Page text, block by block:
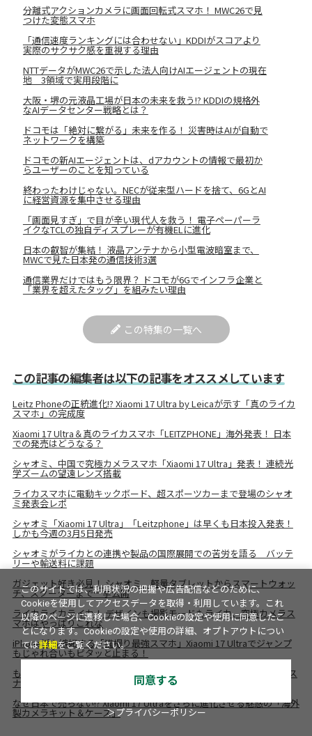
分離式アクションカメラに画面回転式スマホ！ MWC26で見
つけた変態スマホ
「通信速度ランキングには合わせない」KDDIがスコアより
実際のサクサク感を重視する理由
NTTデータがMWC26で示した法人向けAIエージェントの現在
地 3領域で実用段階に
大阪・堺の元液晶工場が日本の未来を救う!? KDDIの規格外
なAIデータセンター戦略とは？
ドコモは「絶対に繋がる」未来を作る！ 災害時はAIが自動で
ネットワークを構築
ドコモの新AIエージェントは、dアカウントの情報で最初か
らユーザーのことを知っている
終わったわけじゃない。NECが従来型ハードを捨て、6GとAI
に経営資源を集中させる理由
「画面見すぎ」で目が辛い現代人を救う！ 電子ペーパーラ
イクなTCLの独自ディスプレーが有機ELに進化
日本の叡智が集結！ 液晶アンテナから小型電波暗室まで、
MWCで見た日本発の通信技術3選
通信業界だけではもう限界？ ドコモが6Gでインフラ企業と
「業界を超えたタッグ」を組みたい理由
この特集の一覧へ
この記事の編集者は以下の記事をオススメしています
Leitz Phoneの正統進化!? Xiaomi 17 Ultra by Leicaが示す「真のライカ
スマホ」の完成度
Xiaomi 17 Ultra＆真のライカスマホ「LEITZPHONE」海外発表！ 日本
での発売はどうなる？
シャオミ、中国で究極カメラスマホ「Xiaomi 17 Ultra」発表！ 連続光
学ズームの望遠レンズ搭載
ライカスマホに電動キックボード、超スポーツカーまで登場のシャオ
ミ発表会レポ
シャオミ「Xiaomi 17 Ultra」「Leitzphone」は早くも日本投入発表！
しかも今週の3月5日発売
シャオミがライカとの連携や製品の国際展開での苦労を語る バッテ
リーや輸送料に課題
ガジェット好き必見！ シャオミ、軽量タブレットからスマートウォッ
チ、スクーターまで一挙公開
ライカライカライカ！ デザインも撮影モードもライカ、究極カメラス
マホはやっぱりこれな
iPhone派も嫉妬する「猫撮り最強スマホ」Xiaomi 17 Ultraでジャンプ
もじゃれ合いもピタッと止まる！
もうデジカメはいらない？ シャオミのLeitzphoneが魅せる極上の猫ス
ナップ
なぜ日本で売らない!? Xiaomi 17 Ultraをさらに進化させる魅惑の「海外
製カメラキット＆ケース」
このサイトでは、利用状況の把握や広告配信などのために、
Cookieを使用してアクセスデータを取得・利用しています。これ
以降のページに遷移した場合、Cookieの設定や使用に同意したこ
とになります。Cookieの設定や使用の詳細、オプトアウトについ
ては詳細をご覧ください。
同意する
＞プライバシーポリシー